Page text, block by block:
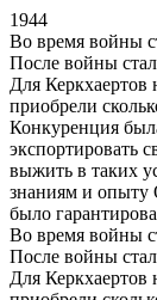
1944
Во время войны
После войны
Для Керкхаертов
приобрели
Конкуренция
экспортировать
выжить в таких
знаниям и опыту
было
Во время войны
После войны
Для Керкхаертов